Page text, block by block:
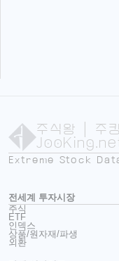
주식왕 | 주킹
Extreme Stock
전세계 투자시장
주식
ETF
인덱스
상품/원자재/파생
외환